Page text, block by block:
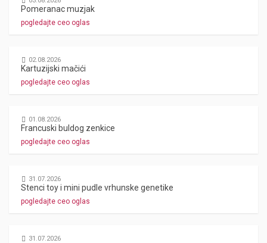
Pomeranac muzjak
pogledajte ceo oglas
02.08.2026
Kartuzijski mačići
pogledajte ceo oglas
01.08.2026
Francuski buldog zenkice
pogledajte ceo oglas
31.07.2026
Stenci toy i mini pudle vrhunske genetike
pogledajte ceo oglas
31.07.2026